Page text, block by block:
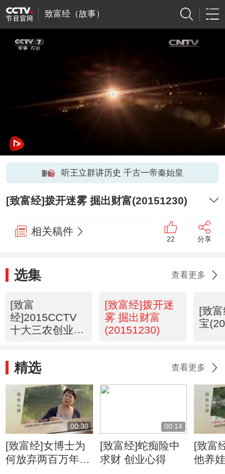
致富经（故事）
听王立群讲历史 千古一帝秦始皇
[致富经]拨开迷雾 掘出财富(20151230)
相关稿件
22 分享
选集 查看更多
[致富
经]2015CCTV
十大三农创业致
[致富经]拨开迷
雾 掘出财富
(20151230)
[致
宝
精选 查看更多
00:30
[致富经]女博士为
何放弃两百万年薪
00:14
[致富经]蛇痴险中
求财 创业心得
[致富
他养